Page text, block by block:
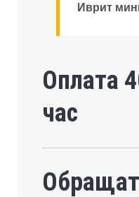
Иврит
Оплата
час